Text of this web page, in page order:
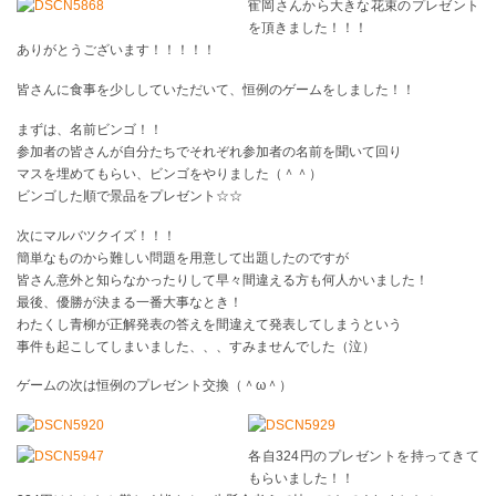
寉岡さんから大きな花束のプレゼント
を頂きました！！！
ありがとうございます！！！！！
皆さんに食事を少ししていただいて、恒例のゲームをしました！！
まずは、名前ビンゴ！！
参加者の皆さんが自分たちでそれぞれ参加者の名前を聞いて回り
マスを埋めてもらい、ビンゴをやりました（＾＾）
ビンゴした順で景品をプレゼント☆☆
次にマルバツクイズ！！！
簡単なものから難しい問題を用意して出題したのですが
皆さん意外と知らなかったりして早々間違える方も何人かいました！
最後、優勝が決まる一番大事なとき！
わたくし青柳が正解発表の答えを間違えて発表してしまうという
事件も起こしてしまいました、、、すみませんでした（泣）
ゲームの次は恒例のプレゼント交換（＾ω＾）
各自324円のプレゼントを持ってきて
もらいました！！